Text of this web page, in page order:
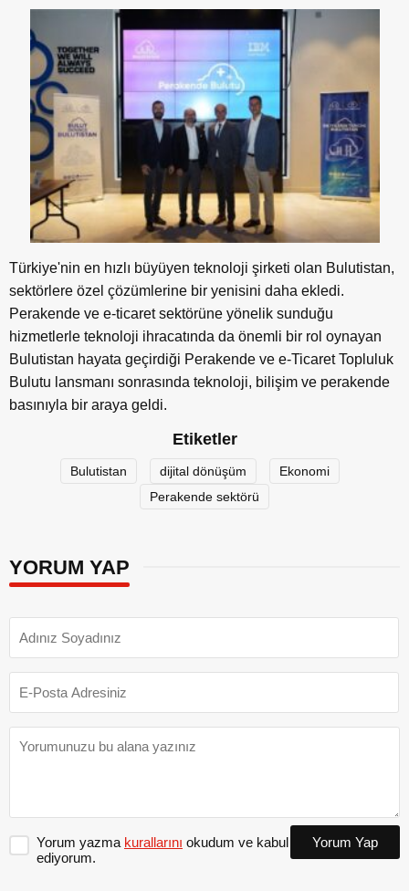
Türkiye'nin en hızlı büyüyen teknoloji şirketi olan Bulutistan,
sektörlere özel çözümlerine bir yenisini daha ekledi.
Perakende ve e-ticaret sektörüne yönelik sunduğu
hizmetlerle teknoloji ihracatında da önemli bir rol oynayan
Bulutistan hayata geçirdiği Perakende ve e-Ticaret Topluluk
Bulutu lansmanı sonrasında teknoloji, bilişim ve perakende
basınıyla bir araya geldi.
Etiketler
Bulutistan dijital dönüşüm
Ekonomi
Perakende sektörü
YORUM YAP
Yorum yazma kurallarını okudum ve kabul
ediyorum.
Yorum Yap